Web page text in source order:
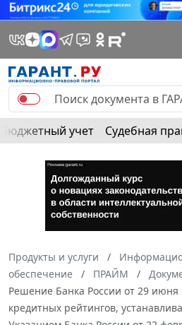
Бюджетный учет Судебная
Продукты и услуги
обеспечение
ПРАЙМ
Решение Банка России от 29 июня
кредитных рейтингов,